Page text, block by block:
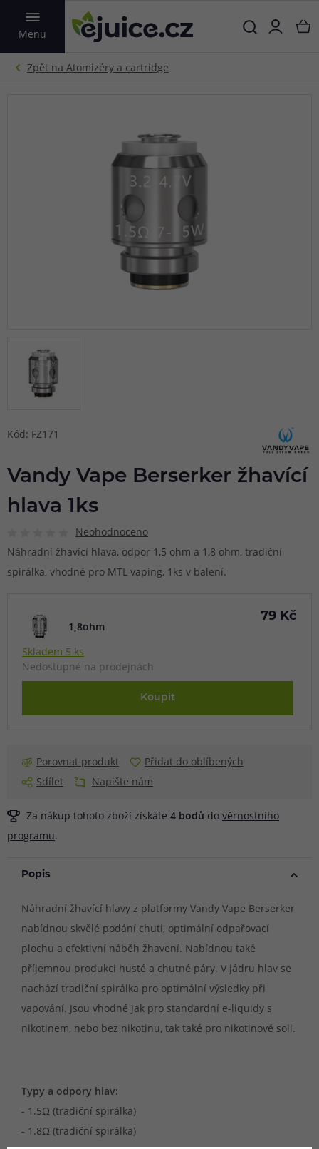
Menu
VYHLEDAT
Kód: FZ171
Vandy Vape Berserker žhavící
hlava 1ks
Neohodnoceno
Náhradní žhavící hlava, odpor 1,5 ohm a 1,8 ohm, tradiční
spirálka, vhodné pro MTL vaping, 1ks v balení.
1,8ohm
Skladem 5 ks
Nedostupné na prodejnách
79 Kč
Koupit
Porovnat produkt
Přidat do oblíbených
Sdílet
Napište nám
Za nákup tohoto zboží získáte 4 bodů do věrnostního
programu.
Popis
Náhradní žhavící hlavy z platformy Vandy Vape Berserker
nabídnou skvělé podání chuti, optimální odpařovací
plochu a efektivní náběh žhavení. Nabídnou také
příjemnou produkci husté a chutné páry. V jádru hlav se
nachází tradiční spirálka pro optimální výsledky při
vapování. Jsou vhodné jak pro standardní e-liquidy s
nikotinem, nebo bez nikotinu, tak také pro nikotinové soli.
Typy a odpory hlav:
- 1.5Ω (tradiční spirálka)
- 1.8Ω (tradiční spirálka)